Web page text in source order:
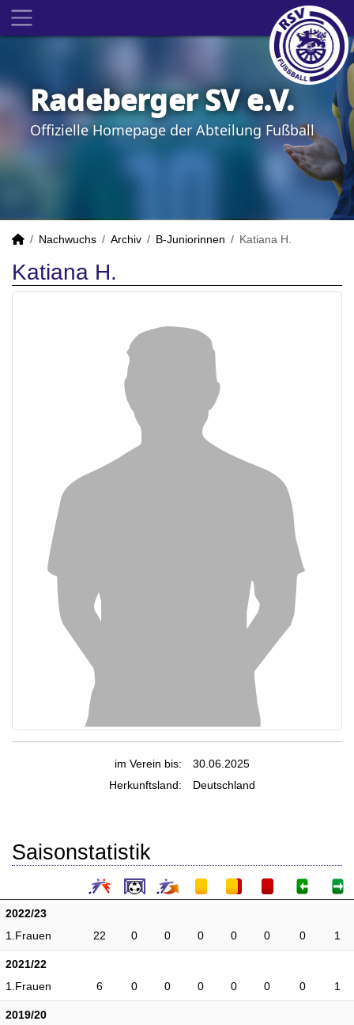
Radeberger SV e.V.
Offizielle Homepage der Abteilung Fußball
Nachwuchs Archiv B-Juniorinnen Katiana H.
Katiana H.
im Verein bis:
30.06.2025
Herkunftsland:
Deutschland
Saisonstatistik
2022/23
1.Frauen
22 0 0 0 0 0 0 1
2021/22
1.Frauen
6 0 0 0 0 0 0 1
2019/20